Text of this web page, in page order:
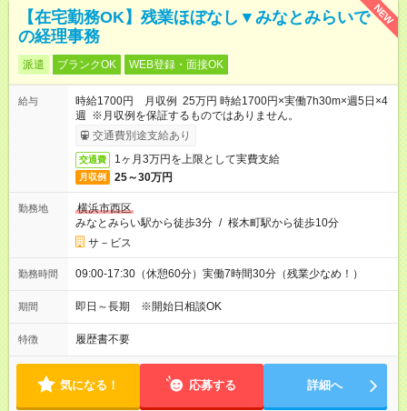
NEW
【在宅勤務OK】残業ほぼなし▼みなとみらいで
の経理事務
派遣 ブランクOK WEB登録・面接OK
給与
時給1700円 月収例 25万円 時給1700円×実働7h30m×週5日×4
週 ※月収例を保証するものではありません。
交通費別途支給あり
交通費 1ヶ月3万円を上限として実費支給
月収例 25～30万円
勤務地
横浜市西区
みなとみらい駅から徒歩3分 / 桜木町駅から徒歩10分
サ－ビス
勤務時間 09:00-17:30（休憩60分）実働7時間30分（残業少なめ！）
期間 即日～長期 ※開始日相談OK
特徴 履歴書不要
気になる！ 応募する 詳細へ